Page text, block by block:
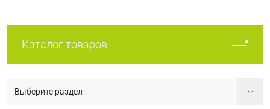
Каталог товаров
Выберите раздел